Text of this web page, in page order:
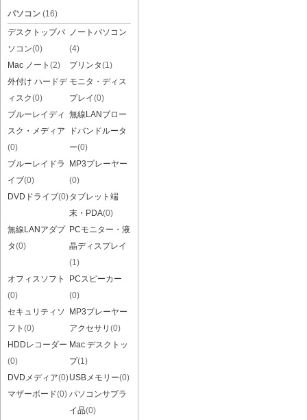
パソコン (16)
デスクトップパ
ソコン(0)
ノートパソコン
(4)
Mac ノート (2) プリンタ(1)
外付け ハードデ
ィスク(0)
モニタ・ディス
プレイ(0)
ブルーレイディ
スク・メディア
(0)
無線LANブロー
ドバンドルータ
ー(0)
ブルーレイドラ
イブ(0)
MP3プレーヤー
(0)
DVDドライブ(0)タブレット端
末・PDA(0)
無線LANアダプ
タ(0)
PCモニター・液
晶ディスプレイ
(1)
オフィスソフト
(0)
PCスピーカー
(0)
セキュリティソ
フト (0)
MP3プレーヤー
アクセサリ (0)
HDDレコーダー
(0)
Mac デスクトッ
プ(1)
DVDメディア(0)USBメモリー(0)
マザーボード(0) パソコンサプラ
イ品(0)